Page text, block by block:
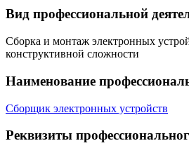
Вид профессиональной
Сборка и монтаж электронных
конструктивной сложности
Наименование
Сборщик электронных устройств
Реквизиты